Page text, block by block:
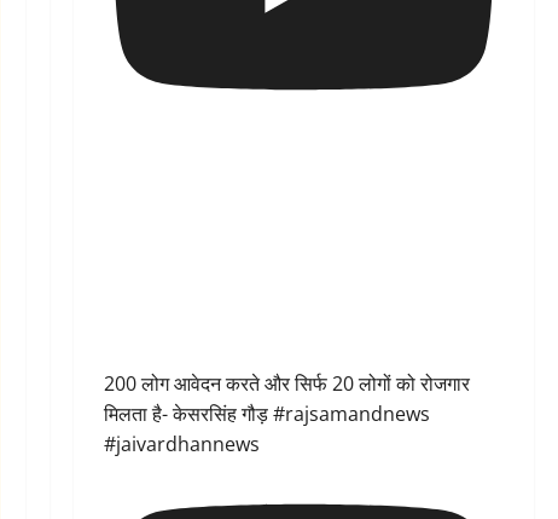
200 लोग आवेदन करते और सिर्फ 20 लोगों को रोजगार
मिलता है- केसरसिंह गौड़ #rajsamandnews
#jaivardhannews